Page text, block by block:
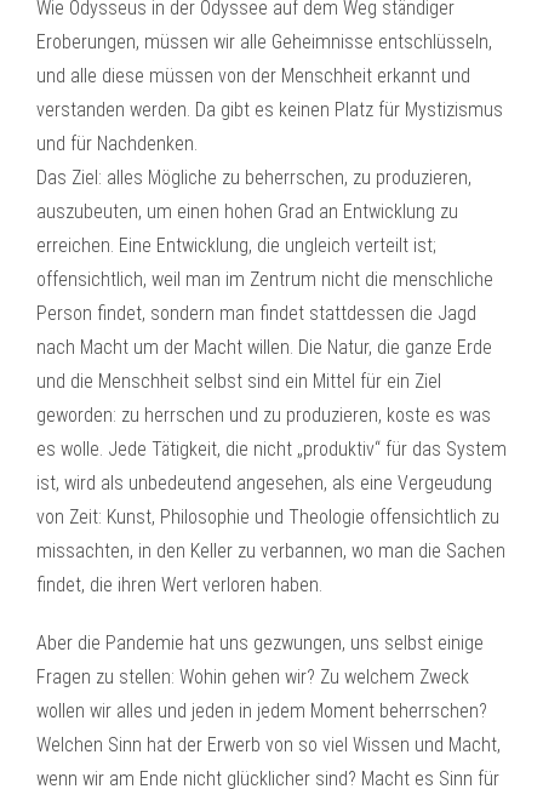
Wie Odysseus in der Odyssee auf dem Weg ständiger
Eroberungen, müssen wir alle Geheimnisse entschlüsseln,
und alle diese müssen von der Menschheit erkannt und
verstanden werden. Da gibt es keinen Platz für Mystizismus
und für Nachdenken.
Das Ziel: alles Mögliche zu beherrschen, zu produzieren,
auszubeuten, um einen hohen Grad an Entwicklung zu
erreichen. Eine Entwicklung, die ungleich verteilt ist;
offensichtlich, weil man im Zentrum nicht die menschliche
Person findet, sondern man findet stattdessen die Jagd
nach Macht um der Macht willen. Die Natur, die ganze Erde
und die Menschheit selbst sind ein Mittel für ein Ziel
geworden: zu herrschen und zu produzieren, koste es was
es wolle. Jede Tätigkeit, die nicht „produktiv“ für das System
ist, wird als unbedeutend angesehen, als eine Vergeudung
von Zeit: Kunst, Philosophie und Theologie offensichtlich zu
missachten, in den Keller zu verbannen, wo man die Sachen
findet, die ihren Wert verloren haben.
Aber die Pandemie hat uns gezwungen, uns selbst einige
Fragen zu stellen: Wohin gehen wir? Zu welchem Zweck
wollen wir alles und jeden in jedem Moment beherrschen?
Welchen Sinn hat der Erwerb von so viel Wissen und Macht,
wenn wir am Ende nicht glücklicher sind? Macht es Sinn für